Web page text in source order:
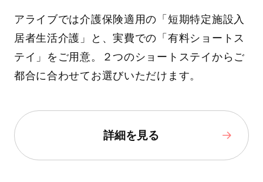
アライブでは介護保険適用の「短期特定施設入
居者生活介護」と、実費での「有料ショートス
テイ」をご用意。２つのショートステイからご
都合に合わせてお選びいただけます。
詳細を見る